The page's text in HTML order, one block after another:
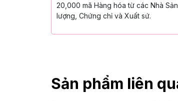
20,000 mã Hàng hóa từ các Nhà
lượng, Chứng chỉ và Xuất sứ.
Sản phẩm liên